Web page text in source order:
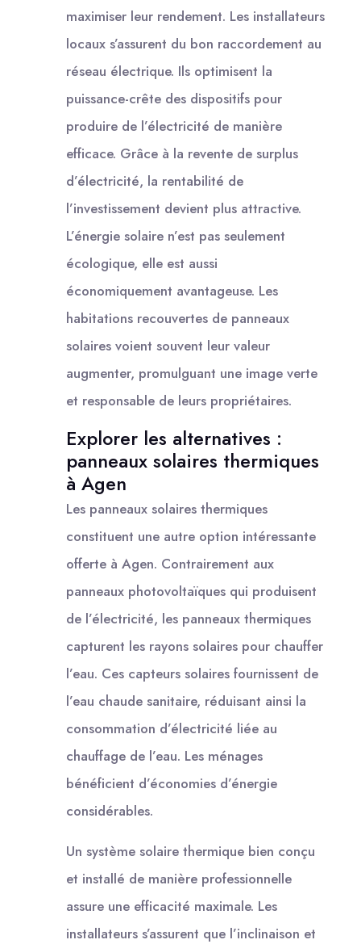
maximiser leur rendement. Les installateurs
locaux s’assurent du bon raccordement au
réseau électrique. Ils optimisent la
puissance-crête des dispositifs pour
produire de l’électricité de manière
efficace. Grâce à la revente de surplus
d’électricité, la rentabilité de
l’investissement devient plus attractive.
L’énergie solaire n’est pas seulement
écologique, elle est aussi
économiquement avantageuse. Les
habitations recouvertes de panneaux
solaires voient souvent leur valeur
augmenter, promulguant une image verte
et responsable de leurs propriétaires.
Explorer les alternatives :
panneaux solaires thermiques
à Agen
Les panneaux solaires thermiques
constituent une autre option intéressante
offerte à Agen. Contrairement aux
panneaux photovoltaïques qui produisent
de l’électricité, les panneaux thermiques
capturent les rayons solaires pour chauffer
l’eau. Ces capteurs solaires fournissent de
l’eau chaude sanitaire, réduisant ainsi la
consommation d’électricité liée au
chauffage de l’eau. Les ménages
bénéficient d’économies d’énergie
considérables.
Un système solaire thermique bien conçu
et installé de manière professionnelle
assure une efficacité maximale. Les
installateurs s’assurent que l’inclinaison et